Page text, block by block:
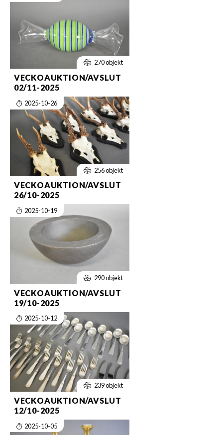
270 objekt
VECKOAUKTION/AVSLUT
02/11-2025
2025-10-26
256 objekt
VECKOAUKTION/AVSLUT
26/10-2025
2025-10-19
290 objekt
VECKOAUKTION/AVSLUT
19/10-2025
2025-10-12
239 objekt
VECKOAUKTION/AVSLUT
12/10-2025
2025-10-05